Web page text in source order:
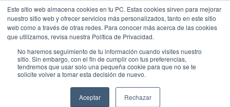
Este sitio web almacena cookies en tu PC. Estas cookies sirven para mejorar
nuestro sitio web y ofrecer servicios más personalizados, tanto en este sitio
web como a través de otras redes. Para conocer más acerca de las cookies
que utilizamos, revisa nuestra Política de Privacidad.
No haremos seguimiento de tu información cuando visites nuestro
sitio. Sin embargo, con el fin de cumplir con tus preferencias,
tendremos que usar solo una pequeña cookie para que no se te
solicite volver a tomar esta decisión de nuevo.
Aceptar Rechazar
Mostrando 4 de 4
Ordenar por:Precio: Menor a Mayor